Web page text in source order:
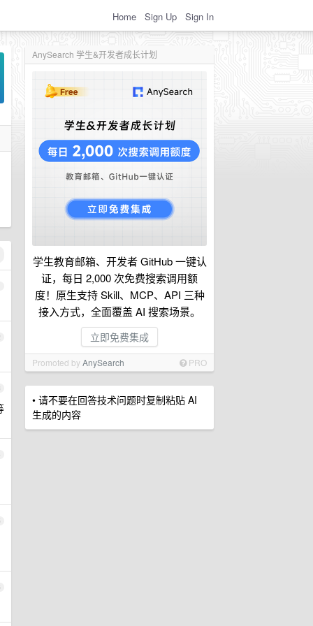
Home Sign Up Sign In
AnySearch 学生&开发者成长计划
学生教育邮箱、开发者 GitHub 一键认
证，每日 2,000 次免费搜索调用额
度！原生支持 Skill、MCP、API 三种
接入方式，全面覆盖 AI 搜索场景。
立即免费集成
Promoted byAnySearch PRO
• 请不要在回答技术问题时复制粘贴 AI
生成的内容